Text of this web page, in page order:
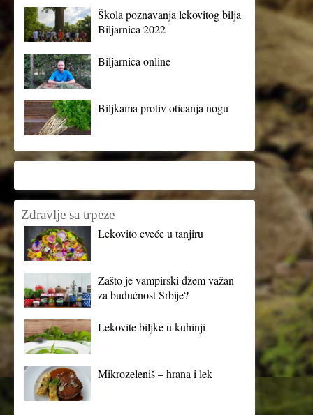
Škola poznavanja lekovitog bilja
Biljarnica 2022
Biljarnica online
Biljkama protiv oticanja nogu
Zdravlje sa trpeze
Lekovito cveće u tanjiru
Zašto je vampirski džem važan
za budućnost Srbije?
Lekovite biljke u kuhinji
Mikrozeleniš – hrana i lek